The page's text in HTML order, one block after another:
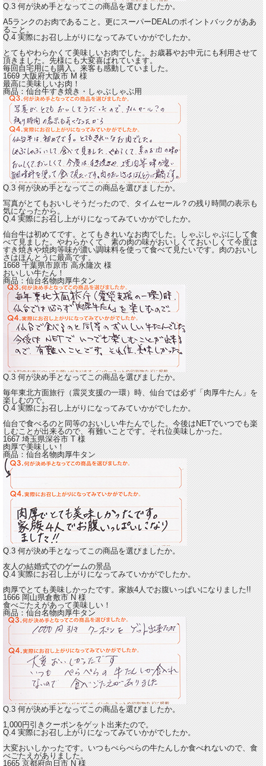
Q.3 何が決め手となってこの商品を選びましたか。
A5ランクのお肉であること。更にスーパーDEALのポイントバックがああ
ること。
Q.4 実際にお召し上がりになってみていかがでしたか。
とてもやわらかくて美味しいお肉でした。お歳暮やお中元にも利用させて
頂きました。先様にも大変喜ばれています。
毎回自宅用にも購入。来客も感動していました。
1669 大阪府大阪市M様
最高に美味しいお肉！
商品：仙台牛すき焼き・しゃぶしゃぶ用
Q.3 何が決め手となってこの商品を選びましたか。
写真がとてもおいしそうだったので、タイムセール？の残り時間の表示も
気になったから。
Q.4 実際にお召し上がりになってみていかがでしたか。
仙台牛は初めてです。とてもきれいなお肉でした。しゃぶしゃぶにして食
べて見ました。やわらかくて、素の肉の味がおいしくておいしくて今度は
すき焼きや焼肉等味が濃い調味料を使って食べて見たいです。肉のおいし
さはほんとうに最高です。
1668 千葉県市原市高永隆次様
おいしい牛たん！
商品：仙台名物肉厚牛タン
Q.3 何が決め手となってこの商品を選びましたか。
毎年東北方面旅行（震災支援の一環）時、仙台では必ず「肉厚牛たん」を
楽しむので。
Q.4 実際にお召し上がりになってみていかがでしたか。
仙台で食べるのと同等のおいしい牛たんでした。今後はNETでいつでも楽
しむことが出来るので、有難いことです。それ位美味しかった。
1667 埼玉県深谷市T様
肉厚で美味しい！
商品：仙台名物肉厚牛タン
Q.3 何が決め手となってこの商品を選びましたか。
友人の結婚式でのゲームの景品
Q.4 実際にお召し上がりになってみていかがでしたか。
肉厚でとても美味しかったです。家族4人でお腹いっぱいになりました!!
1666 岡山県倉敷市N様
食べごたえがあって美味しい！
商品：仙台名物肉厚牛タン
Q.3 何が決め手となってこの商品を選びましたか。
1,000円引きクーポンをゲット出来たので。
Q.4 実際にお召し上がりになってみていかがでしたか。
大変おいしかったです。いつもぺらぺらの牛たんしか食べれないので、食
べごたえがありました。
1665 京都府向日市N様